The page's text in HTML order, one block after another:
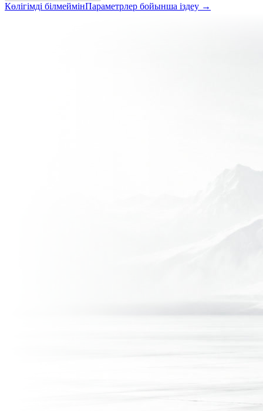
Көлігімді білмеймінПараметрлер бойынша іздеу →